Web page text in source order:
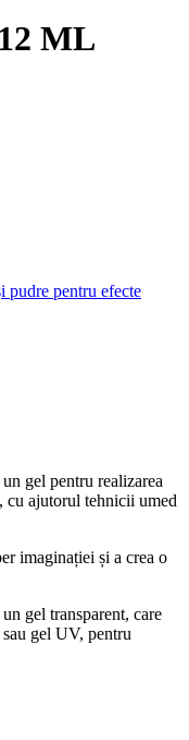
ML
pudre pentru efecte
gel pentru realizarea
cu ajutorul tehnicii umed
imaginației și a crea o
gel transparent, care
gel UV, pentru